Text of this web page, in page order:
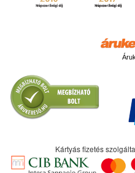
Kártyás fizetés